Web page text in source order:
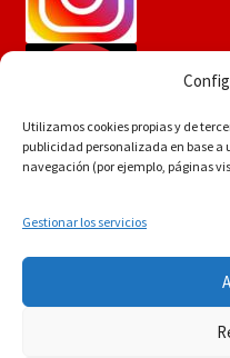
Utilizamos cookies propias y de
publicidad personalizada en base a
navegación (por ejemplo, páginas
Gestionar los servicios
Si tiene dudas
644352942 o en el
POLÍTICA DE PRIVACIDAD